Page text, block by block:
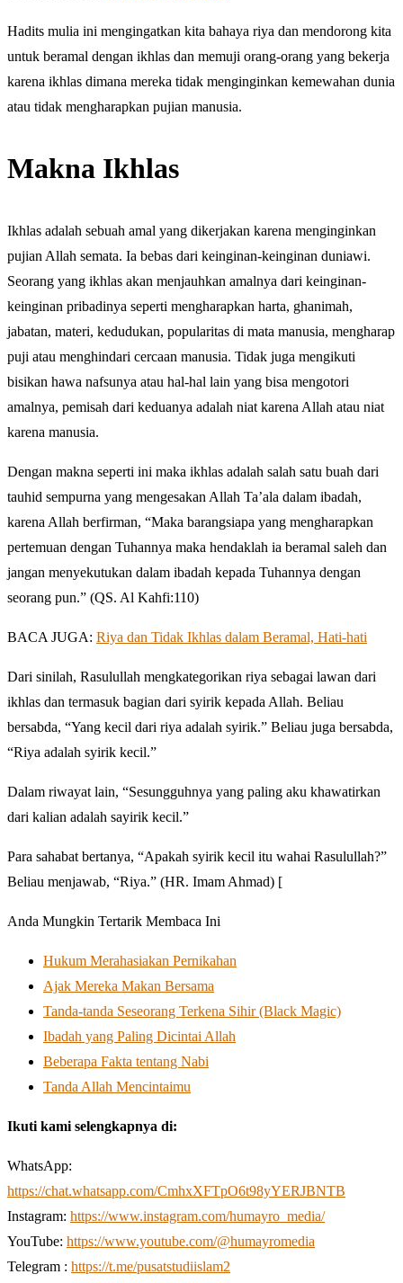
Hadits mulia ini mengingatkan kita bahaya riya dan mendorong kita
untuk beramal dengan ikhlas dan memuji orang-orang yang bekerja
karena ikhlas dimana mereka tidak menginginkan kemewahan dunia
atau tidak mengharapkan pujian manusia.
Makna Ikhlas
Ikhlas adalah sebuah amal yang dikerjakan karena menginginkan
pujian Allah semata. Ia bebas dari keinginan-keinginan duniawi.
Seorang yang ikhlas akan menjauhkan amalnya dari keinginan-
keinginan pribadinya seperti mengharapkan harta, ghanimah,
jabatan, materi, kedudukan, popularitas di mata manusia, mengharap
puji atau menghindari cercaan manusia. Tidak juga mengikuti
bisikan hawa nafsunya atau hal-hal lain yang bisa mengotori
amalnya, pemisah dari keduanya adalah niat karena Allah atau niat
karena manusia.
Dengan makna seperti ini maka ikhlas adalah salah satu buah dari
tauhid sempurna yang mengesakan Allah Ta’ala dalam ibadah,
karena Allah berfirman, “Maka barangsiapa yang mengharapkan
pertemuan dengan Tuhannya maka hendaklah ia beramal saleh dan
jangan menyekutukan dalam ibadah kepada Tuhannya dengan
seorang pun.” (QS. Al Kahfi:110)
BACA JUGA: Riya dan Tidak Ikhlas dalam Beramal, Hati-hati
Dari sinilah, Rasulullah mengkategorikan riya sebagai lawan dari
ikhlas dan termasuk bagian dari syirik kepada Allah. Beliau
bersabda, “Yang kecil dari riya adalah syirik.” Beliau juga bersabda,
“Riya adalah syirik kecil.”
Dalam riwayat lain, “Sesungguhnya yang paling aku khawatirkan
dari kalian adalah sayirik kecil.”
Para sahabat bertanya, “Apakah syirik kecil itu wahai Rasulullah?”
Beliau menjawab, “Riya.” (HR. Imam Ahmad) [
Anda Mungkin Tertarik Membaca Ini
Hukum Merahasiakan Pernikahan
Ajak Mereka Makan Bersama
Tanda-tanda Seseorang Terkena Sihir (Black Magic)
Ibadah yang Paling Dicintai Allah
Beberapa Fakta tentang Nabi
Tanda Allah Mencintaimu
Ikuti kami selengkapnya di:
WhatsApp:
https://chat.whatsapp.com/CmhxXFTpO6t98yYERJBNTB
Instagram: https://www.instagram.com/humayro_media/
YouTube: https://www.youtube.com/@humayromedia
Telegram : https://t.me/pusatstudiislam2